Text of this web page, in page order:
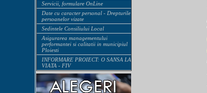
Servicii, formulare OnLine
Date cu caracter personal - Drepturile
persoanelor vizate
Sedintele Consiliului Local
Asigurarea managementului
performantei si calitatii in municipiul
Ploiesti
INFORMARE PROIECT: O SANSA LA
VIATA - FIV